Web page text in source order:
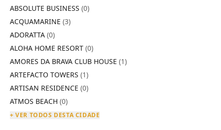
ABSOLUTE BUSINESS (0)
ACQUAMARINE (3)
ADORATTA (0)
ALOHA HOME RESORT (0)
AMORES DA BRAVA CLUB HOUSE (1)
ARTEFACTO TOWERS (1)
ARTISAN RESIDENCE (0)
ATMOS BEACH (0)
+ VER TODOS DESTA CIDADE